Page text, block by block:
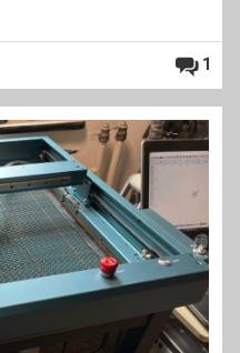
1